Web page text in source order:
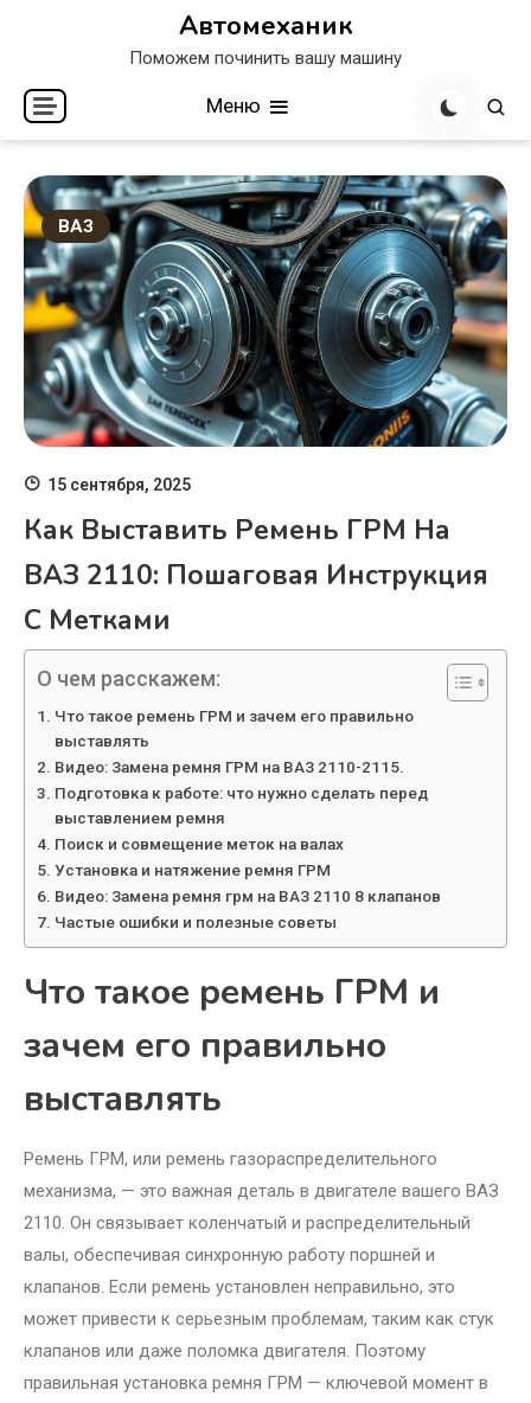
Автомеханик
Поможем починить вашу машину
Меню
ВАЗ
15 сентября, 2025
Как Выставить Ремень ГРМ На
ВАЗ 2110: Пошаговая Инструкция
С Метками
О чем расскажем:
Что такое ремень ГРМ и зачем его правильно
выставлять
Видео: Замена ремня ГРМ на ВАЗ 2110-2115.
Подготовка к работе: что нужно сделать перед
выставлением ремня
Поиск и совмещение меток на валах
Установка и натяжение ремня ГРМ
Видео: Замена ремня грм на ВАЗ 2110 8 клапанов
Частые ошибки и полезные советы
Что такое ремень ГРМ и
зачем его правильно
выставлять
Ремень ГРМ, или ремень газораспределительного
механизма, — это важная деталь в двигателе вашего ВАЗ
2110. Он связывает коленчатый и распределительный
валы, обеспечивая синхронную работу поршней и
клапанов. Если ремень установлен неправильно, это
может привести к серьезным проблемам, таким как стук
клапанов или даже поломка двигателя. Поэтому
правильная установка ремня ГРМ — ключевой момент в